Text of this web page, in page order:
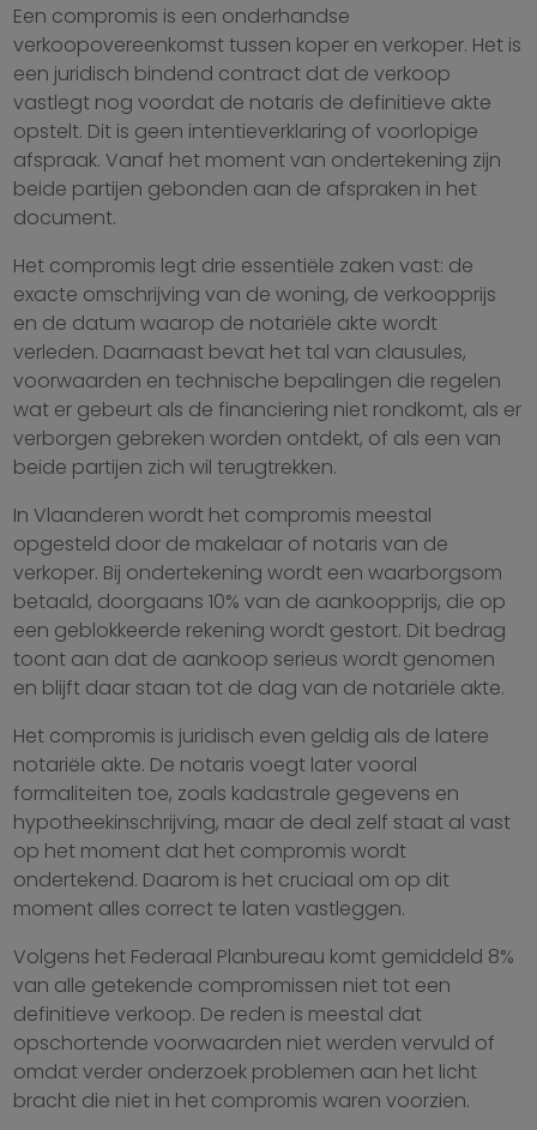
Een compromis is een onderhandse
verkoopovereenkomst tussen koper en verkoper. Het is
een juridisch bindend contract dat de verkoop
vastlegt nog voordat de notaris de definitieve akte
opstelt. Dit is geen intentieverklaring of voorlopige
afspraak. Vanaf het moment van ondertekening zijn
beide partijen gebonden aan de afspraken in het
document.
Het compromis legt drie essentiële zaken vast: de
exacte omschrijving van de woning, de verkoopprijs
en de datum waarop de notariële akte wordt
verleden. Daarnaast bevat het tal van clausules,
voorwaarden en technische bepalingen die regelen
wat er gebeurt als de financiering niet rondkomt, als er
verborgen gebreken worden ontdekt, of als een van
beide partijen zich wil terugtrekken.
In Vlaanderen wordt het compromis meestal
opgesteld door de makelaar of notaris van de
verkoper. Bij ondertekening wordt een waarborgsom
betaald, doorgaans 10% van de aankoopprijs, die op
een geblokkeerde rekening wordt gestort. Dit bedrag
toont aan dat de aankoop serieus wordt genomen
en blijft daar staan tot de dag van de notariële akte.
Het compromis is juridisch even geldig als de latere
notariële akte. De notaris voegt later vooral
formaliteiten toe, zoals kadastrale gegevens en
hypotheekinschrijving, maar de deal zelf staat al vast
op het moment dat het compromis wordt
ondertekend. Daarom is het cruciaal om op dit
moment alles correct te laten vastleggen.
Volgens het Federaal Planbureau komt gemiddeld 8%
van alle getekende compromissen niet tot een
definitieve verkoop. De reden is meestal dat
opschortende voorwaarden niet werden vervuld of
omdat verder onderzoek problemen aan het licht
bracht die niet in het compromis waren voorzien.